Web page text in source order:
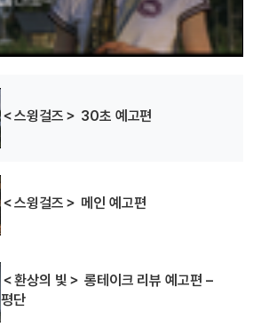
＜스윙걸즈＞ 30초 예고편
＜스윙걸즈＞ 메인 예고편
＜환상의 빛＞ 롱테이크 리뷰 예고편 –
평단